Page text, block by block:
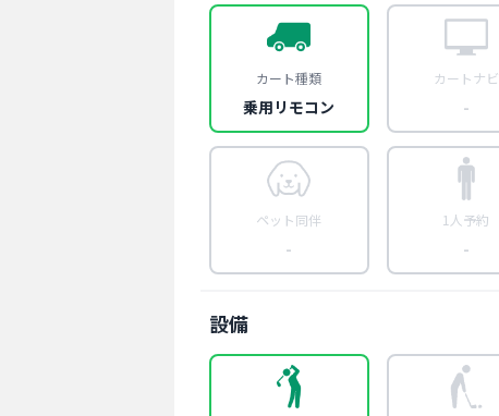
カート種類
乗用リモコン
カートナビ
-
ペット同伴
-
1人予約
-
設備